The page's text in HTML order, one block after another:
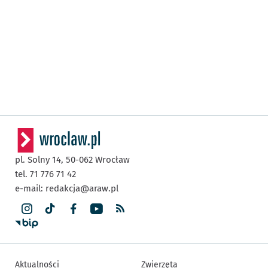
pl. Solny 14, 50-062 Wrocław
tel. 71 776 71 42
e-mail: redakcja@araw.pl
Aktualności Zwierzęta